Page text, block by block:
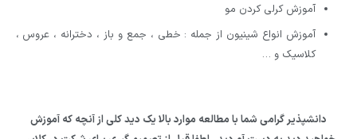
آموزش کرلی کردن مو
آموزش انواع شینیون از جمله : خطی ، جمع و باز ، دخترانه ، عروس ،
کلاسیک و …
دانشپذیر گرامی شما با مطالعه موارد بالا یک دید کلی از آنچه که آموزش